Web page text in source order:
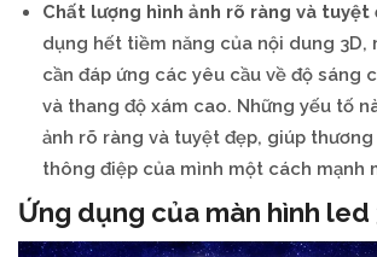
Chất lượng hình ảnh rõ ràng và tuyệt
dụng hết tiềm năng của nội dung 3D,
cần đáp ứng các yêu cầu về độ sáng
và thang độ xám cao. Những yếu tố
ảnh rõ ràng và tuyệt đẹp, giúp
thông điệp của mình một cách mạnh
Ứng dụng của màn hình led